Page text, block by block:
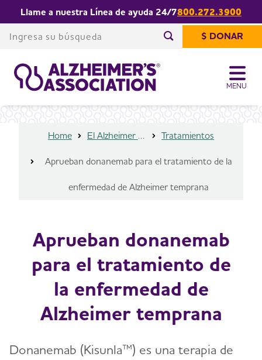
MENU
Llame a nuestra Línea de ayuda 24/7800.272.3900
Comienza su$ DONAR
Aprueban donanemab para el
Alzheimer temprana
Share or print
this page
Home El Alzheimer y la demencia Tratamientos
Aprueban donanemab para el tratamiento de la
enfermedad de Alzheimer temprana
Aprueban donanemab
para el tratamiento de
la enfermedad de
Alzheimer temprana
Donanemab (Kisunla™) es una terapia de